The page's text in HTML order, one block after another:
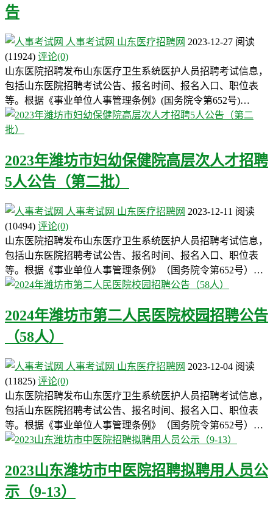
告
人事考试网 山东医疗招聘网 2023-12-27 阅读
(11924) 评论(0)
山东医院招聘发布山东医疗卫生系统医护人员招聘考试信息，
包括山东医院招聘考试公告、报名时间、报名入口、职位表
等。根据《事业单位人事管理条例》(国务院令第652号)…
2023年潍坊市妇幼保健院高层次人才招聘
5人公告（第二批）
人事考试网 山东医疗招聘网 2023-12-11 阅读
(10494) 评论(0)
山东医院招聘发布山东医疗卫生系统医护人员招聘考试信息，
包括山东医院招聘考试公告、报名时间、报名入口、职位表
等。根据《事业单位人事管理条例》（国务院令第652号）…
2024年潍坊市第二人民医院校园招聘公告
（58人）
人事考试网 山东医疗招聘网 2023-12-04 阅读
(11825) 评论(0)
山东医院招聘发布山东医疗卫生系统医护人员招聘考试信息，
包括山东医院招聘考试公告、报名时间、报名入口、职位表
等。根据《事业单位人事管理条例》（国务院令第652号）…
2023山东潍坊市中医院招聘拟聘用人员公
示（9-13）